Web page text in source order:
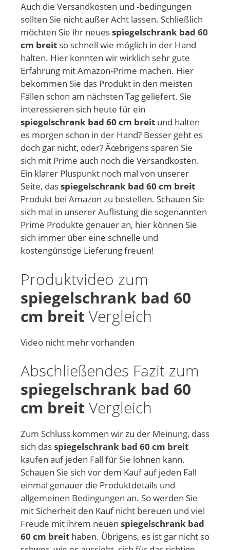
Auch die Versandkosten und -bedingungen
sollten Sie nicht außer Acht lassen. Schließlich
möchten Sie ihr neuesspiegelschrank bad 60
cm breit so schnell wie möglich in der Hand
halten. Hier konnten wir wirklich sehr gute
Erfahrung mit Amazon-Prime machen. Hier
bekommen Sie das Produkt in den meisten
Fällen schon am nächsten Tag geliefert. Sie
interessieren sich heute für ein
spiegelschrank bad 60 cm breit und halten
es morgen schon in der Hand? Besser geht es
doch gar nicht, oder? Ãœbrigens sparen Sie
sich mit Prime auch noch die Versandkosten.
Ein klarer Pluspunkt noch mal von unserer
Seite, dasspiegelschrank bad 60 cm breit
Produkt bei Amazon zu bestellen. Schauen Sie
sich mal in unserer Auflistung die sogenannten
Prime Produkte genauer an, hier können Sie
sich immer über eine schnelle und
kostengünstige Lieferung freuen!
Produktvideo zum
spiegelschrank bad 60
cm breit Vergleich
Video nicht mehr vorhanden
Abschließendes Fazit zum
spiegelschrank bad 60
cm breit Vergleich
Zum Schluss kommen wir zu der Meinung, dass
sich dasspiegelschrank bad 60 cm breit
kaufen auf jeden Fall für Sie lohnen kann.
Schauen Sie sich vor dem Kauf auf jeden Fall
einmal genauer die Produktdetails und
allgemeinen Bedingungen an. So werden Sie
mit Sicherheit den Kauf nicht bereuen und viel
Freude mit ihrem neuen spiegelschrank bad
60 cm breit haben. Übrigens, es ist gar nicht so